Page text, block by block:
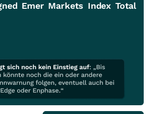
Emer Markets Index Total